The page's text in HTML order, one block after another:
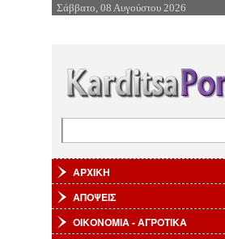
Επιστροφή στην
Σάββατο, 08 Αυγούστου 2026
ΑΡΧΙΚΗ
ΑΠΟΨΕΙΣ
ΟΙΚΟΝΟΜΙΑ - ΑΓΡΟΤΙΚΑ